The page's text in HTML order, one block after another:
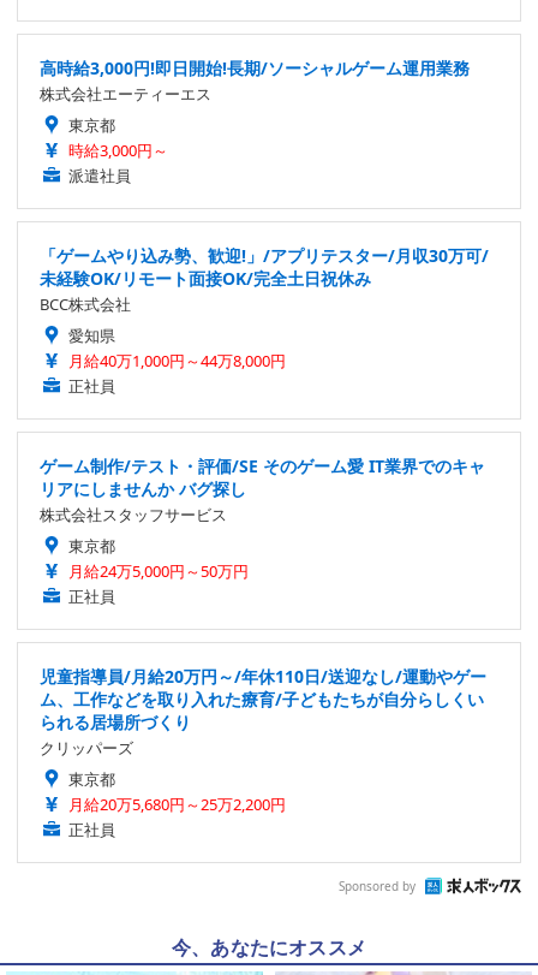
高時給3,000円!即日開始!長期/ソーシャルゲーム運用業務
株式会社エーティーエス
東京都
時給3,000円～
派遣社員
「ゲームやり込み勢、歓迎!」/アプリテスター/月収30万可/
未経験OK/リモート面接OK/完全土日祝休み
BCC株式会社
愛知県
月給40万1,000円～44万8,000円
正社員
ゲーム制作/テスト・評価/SE そのゲーム愛 IT業界でのキャ
リアにしませんか バグ探し
株式会社スタッフサービス
東京都
月給24万5,000円～50万円
正社員
児童指導員/月給20万円～/年休110日/送迎なし/運動やゲー
ム、工作などを取り入れた療育/子どもたちが自分らしくい
られる居場所づくり
クリッパーズ
東京都
月給20万5,680円～25万2,200円
正社員
Sponsored by
今、あなたにオススメ